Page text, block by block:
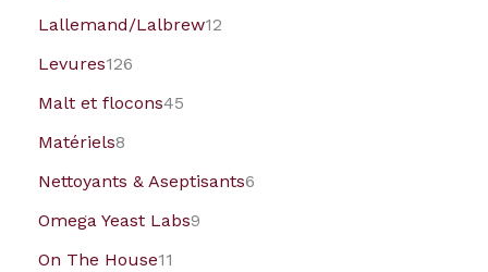
Lallemand/Lalbrew12
Levures126
Malt et flocons45
Matériels8
Nettoyants & Aseptisants6
Omega Yeast Labs9
On The House11